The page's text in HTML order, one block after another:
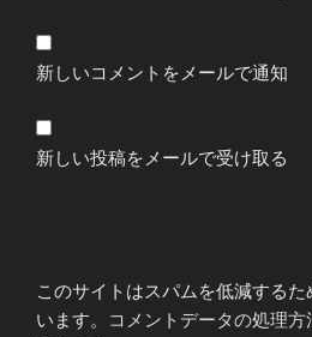
新しいコメントをメールで通知
新しい投稿をメールで受け取る
このサイトはスパムを低減する
います。
コメントデータの処理